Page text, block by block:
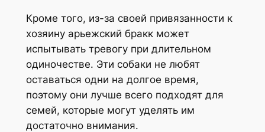
Кроме того, из-за своей привязанности к
хозяину арьежский бракк может
испытывать тревогу при длительном
одиночестве. Эти собаки не любят
оставаться одни на долгое время,
поэтому они лучше всего подходят для
семей, которые могут уделять им
достаточно внимания.